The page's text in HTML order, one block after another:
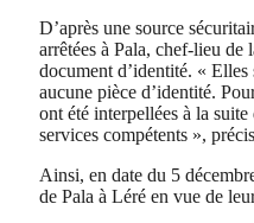
D’après une source
arrêtées à Pala, chef-lieu de
document d’identité. « Elles
aucune pièce d’identité.
ont été interpellées à la suite
services compétents »,
Ainsi, en date du 5
de Pala à Léré en vue de